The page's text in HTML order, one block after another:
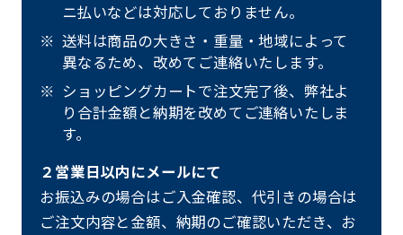
ニ払いなどは対応しておりません。
送料は商品の大きさ・重量・地域によって
異なるため、改めてご連絡いたします。
ショッピングカートで注文完了後、弊社よ
り合計金額と納期を改めてご連絡いたしま
す。
２営業日以内にメールにて
お振込みの場合はご入金確認、代引きの場合は
ご注文内容と金額、納期のご確認いただき、お